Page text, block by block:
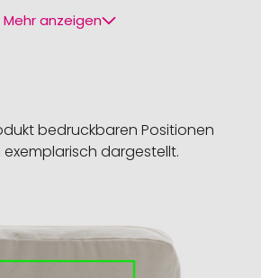
Mehr anzeigen
bedruckbaren Positionen
exemplarisch dargestellt.